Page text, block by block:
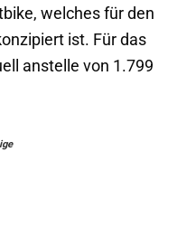
welches für den
ist. Für das
anstelle von 1.799